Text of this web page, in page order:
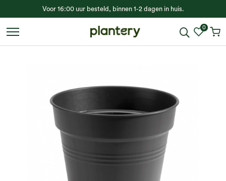
Voor 16:00 uur besteld, binnen 1-2 dagen in huis.
0